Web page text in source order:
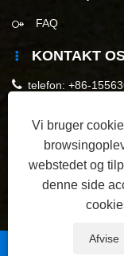
FAQ
KONTAKT
telefon: +86-
E-mail:
Adresse:Chaoyi
Shandong-provinsen,
Vi bruger
webstedet og
denne side
Afvise